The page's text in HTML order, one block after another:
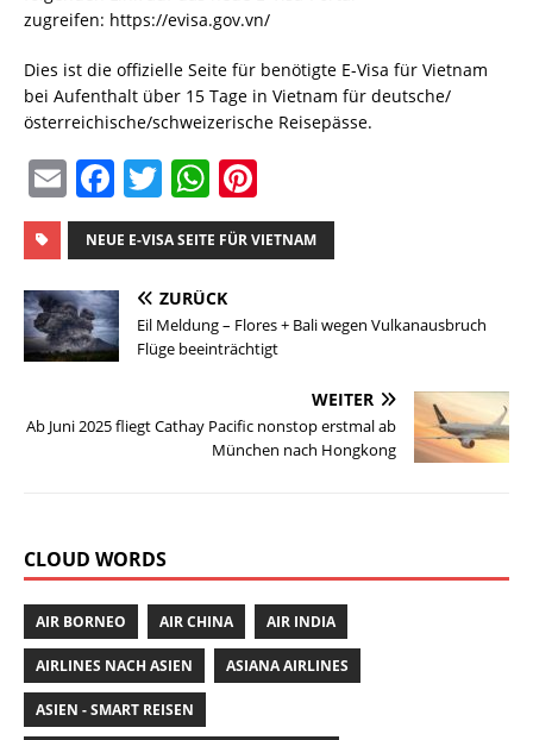
zugreifen: https://evisa.gov.vn/
Dies ist die offizielle Seite für benötigte E-Visa für Vietnam
bei Aufenthalt über 15 Tage in Vietnam für deutsche/
österreichische/schweizerische Reisepässe.
E
m
ai
l
F
a
c
e
b
o
o
k
T
w
it
te
r
W
h
at
s
A
p
n
te
st
NEUE E-VISA SEITE FÜR VIETNAM
ZURÜCK
Eil Meldung – Flores + Bali wegen Vulkanausbruch
Flüge beeinträchtigt
WEITER
Ab Juni 2025 fliegt Cathay Pacific nonstop erstmal ab
München nach Hongkong
CLOUD WORDS
AIR BORNEO AIR CHINA AIR INDIA
AIRLINES NACH ASIEN ASIANA AIRLINES
ASIEN - SMART REISEN